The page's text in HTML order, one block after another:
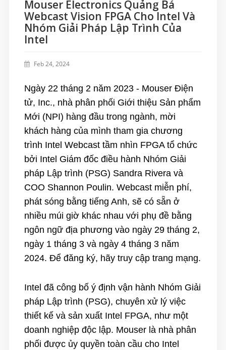
Mouser Electronics Quảng Bá
Webcast Vision FPGA Cho Intel Và
Nhóm Giải Pháp Lập Trình Của
Intel
Feb 24, 2024
Ngày 22 tháng 2 năm 2023 - Mouser Điện
tử, Inc., nhà phân phối Giới thiệu Sản phẩm
Mới (NPI) hàng đầu trong ngành, mời
khách hàng của mình tham gia chương
trình Intel Webcast tầm nhìn FPGAtổ chức
bởi Intel Giám đốc điều hành Nhóm Giải
pháp Lập trình (PSG) Sandra Rivera và
COO Shannon Poulin. Webcast miễn phí,
phát sóng bằng tiếng Anh, sẽ có sẵn ở
nhiều múi giờ khác nhau với phụ đề bằng
ngôn ngữ địa phương vào ngày 29 tháng 2,
ngày 1 tháng 3 và ngày 4 tháng 3 năm
2024. Để đăng ký, hãy truy cập trang mạng.
Intel đã công bố ý định vận hành Nhóm Giải
pháp Lập trình (PSG), chuyên xử lý việc
thiết kế và sản xuất Intel FPGA, như một
doanh nghiệp độc lập. Mouser là nhà phân
phối được ủy quyền toàn cầu cho Intel